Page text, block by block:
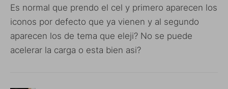
Es normal que prendo el cel y primero aparecen los
iconos por defecto que ya vienen y al segundo
aparecen los de tema que eleji? No se puede
acelerar la carga o esta bien asi?